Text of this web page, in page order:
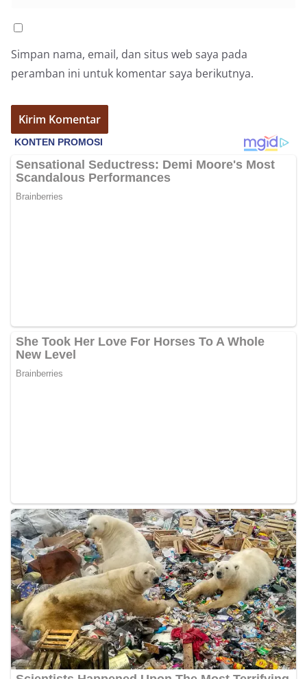
Simpan nama, email, dan situs web saya pada
peramban ini untuk komentar saya berikutnya.